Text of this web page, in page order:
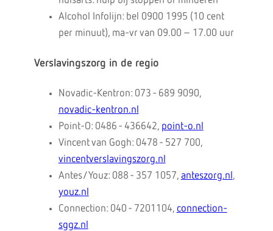
Alcohol Infolijn: bel 0900 1995 (10 cent
per minuut), ma-vr van 09.00 – 17.00 uur
Verslavingszorg in de regio
Novadic-Kentron: 073 - 689 9090,
novadic-kentron.nl
Point-O: 0486 - 436642, point-o.nl
Vincent van Gogh: 0478 - 527 700,
vincentverslavingszorg.nl
Antes/Youz: 088 - 357 1057, anteszorg.nl ,
youz.nl
Connection: 040 - 7201104, connection-
sggz.nl